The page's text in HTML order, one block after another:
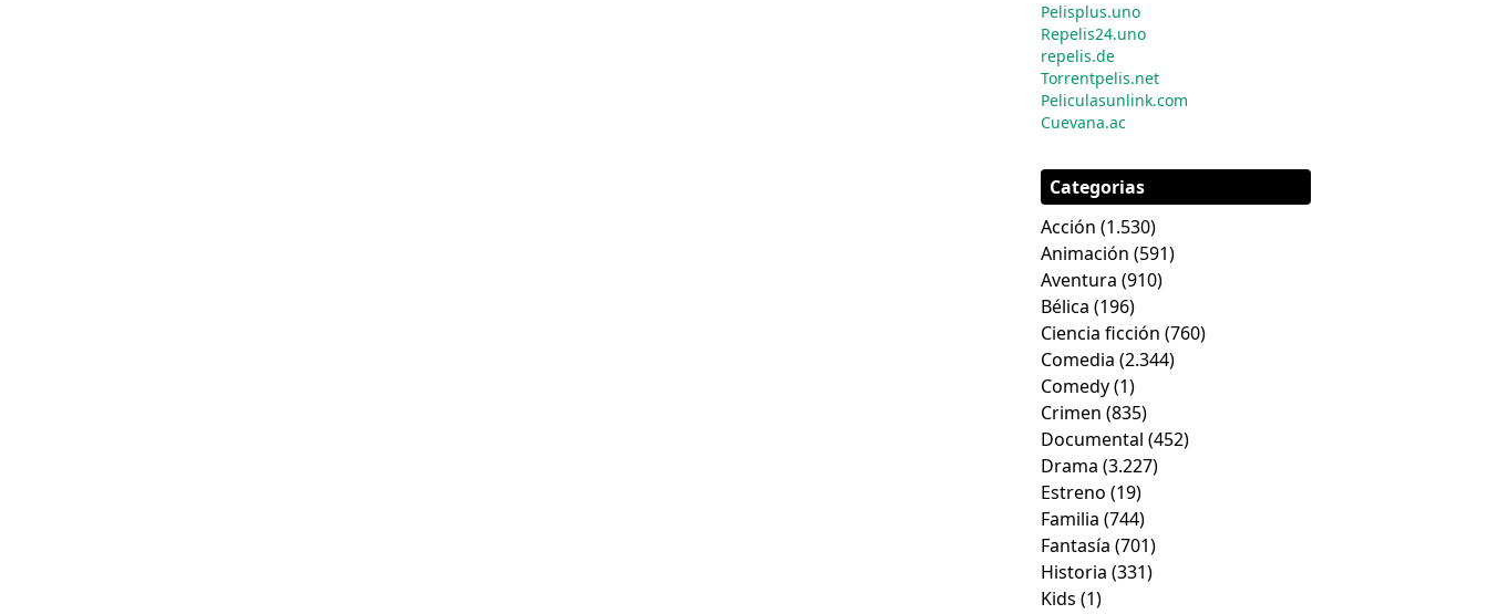
Pelisplus.uno
Repelis24.uno
repelis.de
Torrentpelis.net
Peliculasunlink.com
Cuevana.ac
Categorias
Acción (1.530)
Animación (591)
Aventura (910)
Bélica (196)
Ciencia ficción (760)
Comedia (2.344)
Comedy(1)
Crimen (835)
Documental (452)
Drama (3.227)
Estreno (19)
Familia (744)
Fantasía (701)
Historia (331)
Kids (1)